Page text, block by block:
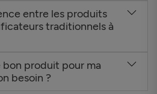
entre les produits
traditionnels à
produit pour ma
besoin ?